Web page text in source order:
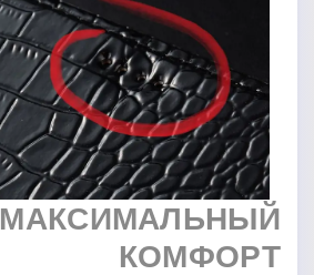
МАКСИМАЛЬНЫЙ
КОМФОРТ